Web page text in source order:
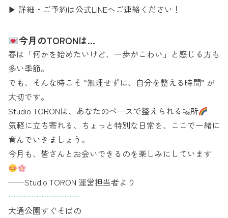
▶︎ 詳細・ご予約は公式LINEへご連絡ください！
今月のTORONは…
春は「何かを始めたいけど、一歩がこわい」と感じる方も
多い季節。
でも、そんな時こそ “無理せずに、自分を整える時間” が
大切です。
Studio TORONは、あなたのペースで整えられる場所
気軽に立ち寄れる、ちょっと特別な日常を、ここで一緒に
育んでいきましょう。
今月も、皆さんとお会いできるのを楽しみにしています
──Studio TORON 運営担当者より
⋅⋅⋅⋅⋅⋅⋅⋅⋅⋅⋅⋅⋅⋅⋅⋅⋅⋅⋅⋅⋅⋅⋅⋅⋅⋅⋅⋅
大通公園すぐそばの